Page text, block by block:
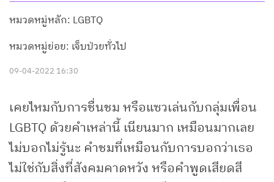
หมวดหมู่หลัก: LGBTQ
หมวดหมู่ย่อย: เจ็บป่วยทั่วไป
09-04-2022 16:30
เคยไหมกับการชื่นชม หรือแซวเล่นกับกลุ่มเพื่อน
LGBTQ ด้วยคำเหล่านี้ เนียนมาก เหมือนมากเลย
ไม่บอกไม่รู้นะ คำชมที่เหมือนกับการบอกว่าเธอ
ไม่ใช่กับสิ่งที่สังคมคาดหวัง หรือคำพูดเสียดสี